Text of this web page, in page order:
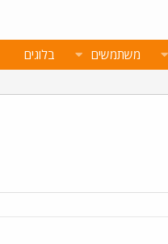
משתמשים בלוגים